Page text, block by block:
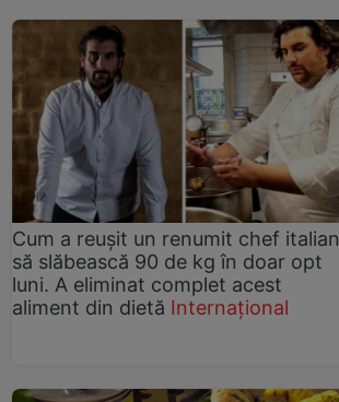
Cum a reușit un renumit chef italian
să slăbească 90 de kg în doar opt
luni. A eliminat complet acest
aliment din dietă Internațional